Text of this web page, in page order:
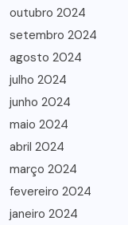
outubro 2024
setembro 2024
agosto 2024
julho 2024
junho 2024
maio 2024
abril 2024
março 2024
fevereiro 2024
janeiro 2024